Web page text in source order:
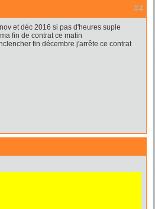
#4
et déc 2016 si pas d'heures suple
fin de contrat ce matin
fin décembre j'arrête ce contrat